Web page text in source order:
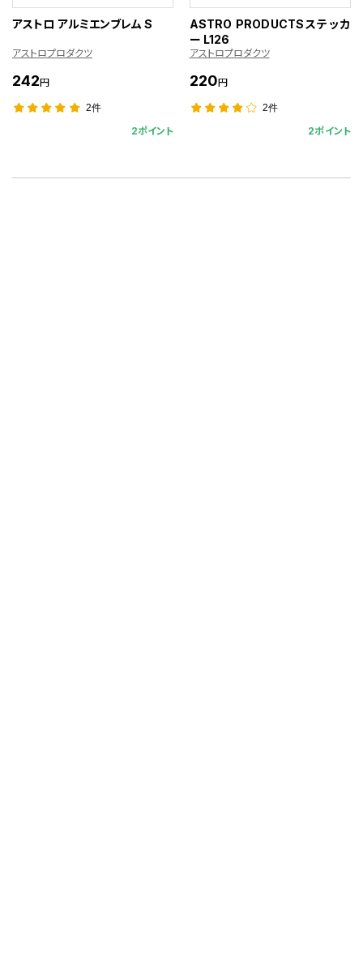
アストロ アルミエンブレム S
アストロプロダクツ
242円
2件
2ポイント
ASTRO PRODUCTSステッカ
ー L126
アストロプロダクツ
220円
2件
2ポイント